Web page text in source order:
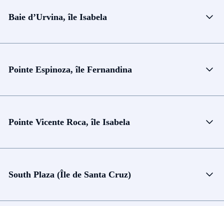
Baie d’Urvina, île Isabela
Pointe Espinoza, île Fernandina
Pointe Vicente Roca, île Isabela
South Plaza (Île de Santa Cruz)